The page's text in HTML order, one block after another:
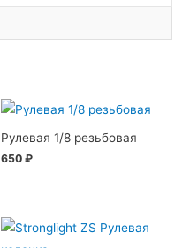
Рулевая 1/8 резьбовая
650 ₽